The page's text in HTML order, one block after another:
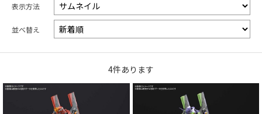
表示方法
並べ替え
4件あります